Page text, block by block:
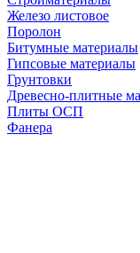
Железо листовое
Поролон
Битумные материалы
Гипсовые материалы
Грунтовки
Древесно-плитные
Плиты ОСП
Фанера